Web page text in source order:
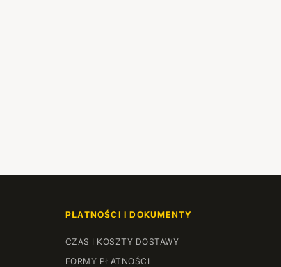
PŁATNOŚCI I DOKUMENTY
CZAS I KOSZTY DOSTAWY
FORMY PŁATNOŚCI